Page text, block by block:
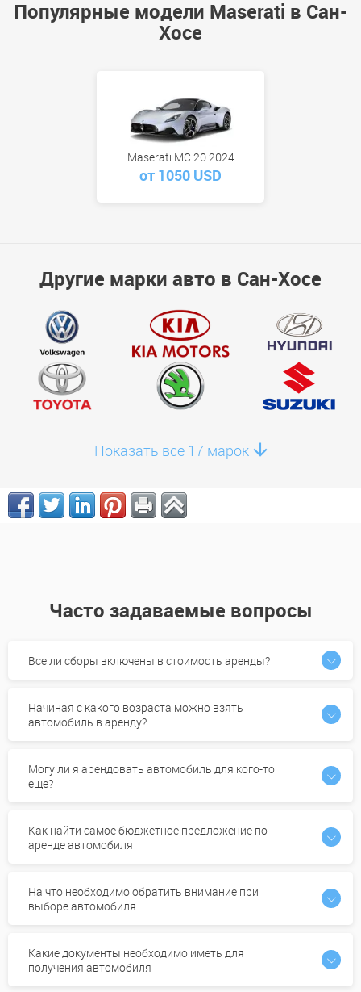
Популярные модели Maserati в Сан-
Хосе
Maserati MC 20 2024
от 1050 USD
Другие марки авто в Сан-Хосе
Показать все 17 марок
Часто задаваемые вопросы
Все ли сборы включены в стоимость аренды?
Начиная с какого возраста можно взять
автомобиль в аренду?
Могу ли я арендовать автомобиль для кого-то
еще?
Как найти самое бюджетное предложение по
аренде автомобиля
На что необходимо обратить внимание при
выборе автомобиля
Какие документы необходимо иметь для
получения автомобиля